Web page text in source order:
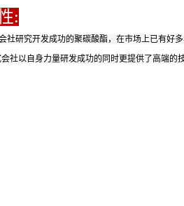
:
社研究开发成功的聚碳酸酯，在市场上已有好
以自身力量研发成功的同时更提供了高端的